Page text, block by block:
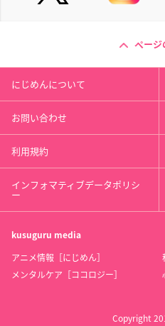
ページ
にじめんについて
お問い合わせ
利用規約
インフォマティブデータポリシ
ー
kusuguru media
アニメ情報［にじめん］
メンタルケア［ココロジー］
Copyright